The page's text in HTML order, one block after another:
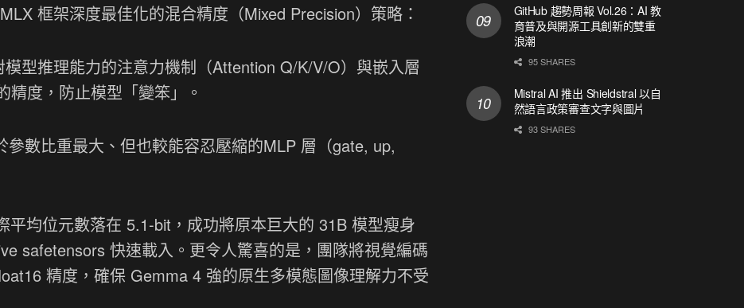
框架深度最佳化的混合精度（Mixed Precision）策略：
型推理能力的注意力機制（Attention Q/K/V/O）與嵌入層
精度，防止模型「變笨」。
數比重最大、但也較能容忍壓縮的MLP 層（gate, up,
平均位元數落在 5.1-bit，成功將原本巨大的 31B 模型瘦身
safetensors 快速載入。更令人驚喜的是，團隊將視覺編碼
精度，確保 Gemma 4 強的原生多模態圖像理解力不受
GitHub 趨勢周報 Vol.26：AI 教
育普及與開源工具創新的雙重
浪潮
95 SHARES
Mistral AI 推出 Shieldstral 以自
然語言政策審查文字與圖片
93 SHARES